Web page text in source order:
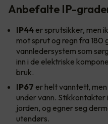
Anbefalte IP-
IP44 er sprutsikker, men
mot sprut og regn fra 180
vannledersystem som
inn i de elektriske
bruk.
IP67 er helt vanntett,
under vann. Stikkontakter
jorden, og egner seg
utendørs.